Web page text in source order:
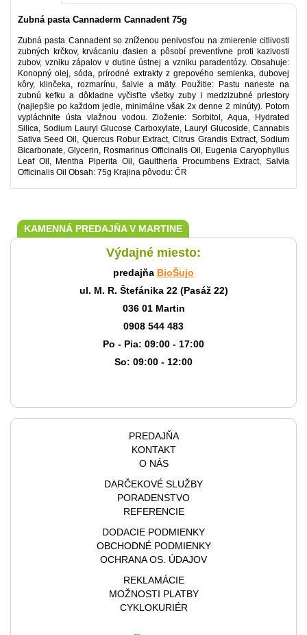
Zubná pasta Cannaderm Cannadent 75g
Zubná pasta Cannadent so zníženou penivosťou na zmierenie citlivosti
zubných krčkov, krvácaniu ďasien a pôsobí preventívne proti kazivosti
zubov, vzniku zápalov v dutine ústnej a vzniku paradentózy. Obsahuje:
Konopný olej, sóda, prírodné extrakty z grepového semienka, dubovej
kôry, klinčeka, rozmarínu, šalvie a mäty. Použitie: Pastu naneste na
zubnú kefku a dôkladne vyčisťte všetky zuby i medzizubné priestory
(najlepšie po každom jedle, minimálne však 2x denne 2 minúty). Potom
vypláchnite ústa vlažnou vodou. Zloženie: Sorbitol, Aqua, Hydrated
Silica, Sodium Lauryl Glucose Carboxylate, Lauryl Glucoside, Cannabis
Sativa Seed Oil, Quercus Robur Extract, Citrus Grandis Extract, Sodium
Bicarbonate, Glycerin, Rosmarinus Officinalis Oil, Eugenia Caryophyllus
Leaf Oil, Mentha Piperita Oil, Gaultheria Procumbens Extract, Salvia
Officinalis Oil Obsah: 75g Krajina pôvodu: ČR
KAMENNÁ PREDAJŇA V MARTINE
Výdajné miesto:
predajňa BioŠujo
ul. M. R. Štefánika 22 (Pasáž 22)
036 01 Martin
0908 544 483
Po - Pia: 09:00 - 17:00
So: 09:00 - 12:00
PREDAJŇA
KONTAKT
O NÁS
DARČEKOVÉ SLUŽBY
PORADENSTVO
REFERENCIE
DODACIE PODMIENKY
OBCHODNÉ PODMIENKY
OCHRANA OS. ÚDAJOV
REKLAMÁCIE
MOŽNOSTI PLATBY
CYKLOKURIÉR